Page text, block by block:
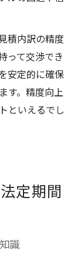
積内訳の精度
って交渉でき
安定的に確保
す。精度向上
といえるでし
定期間
識